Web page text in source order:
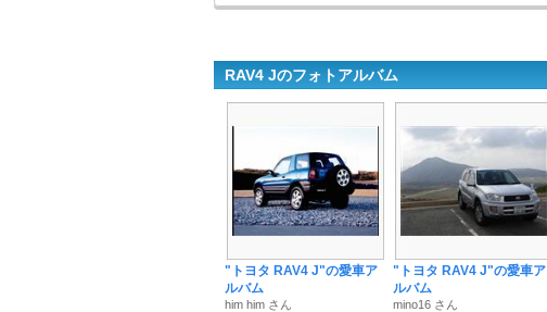
RAV4 Jのフォトアルバム
"トヨタ RAV4 J"の愛車ア
ルバム
him him さん
"トヨタ RAV4 J"の愛車ア
ルバム
mino16 さん